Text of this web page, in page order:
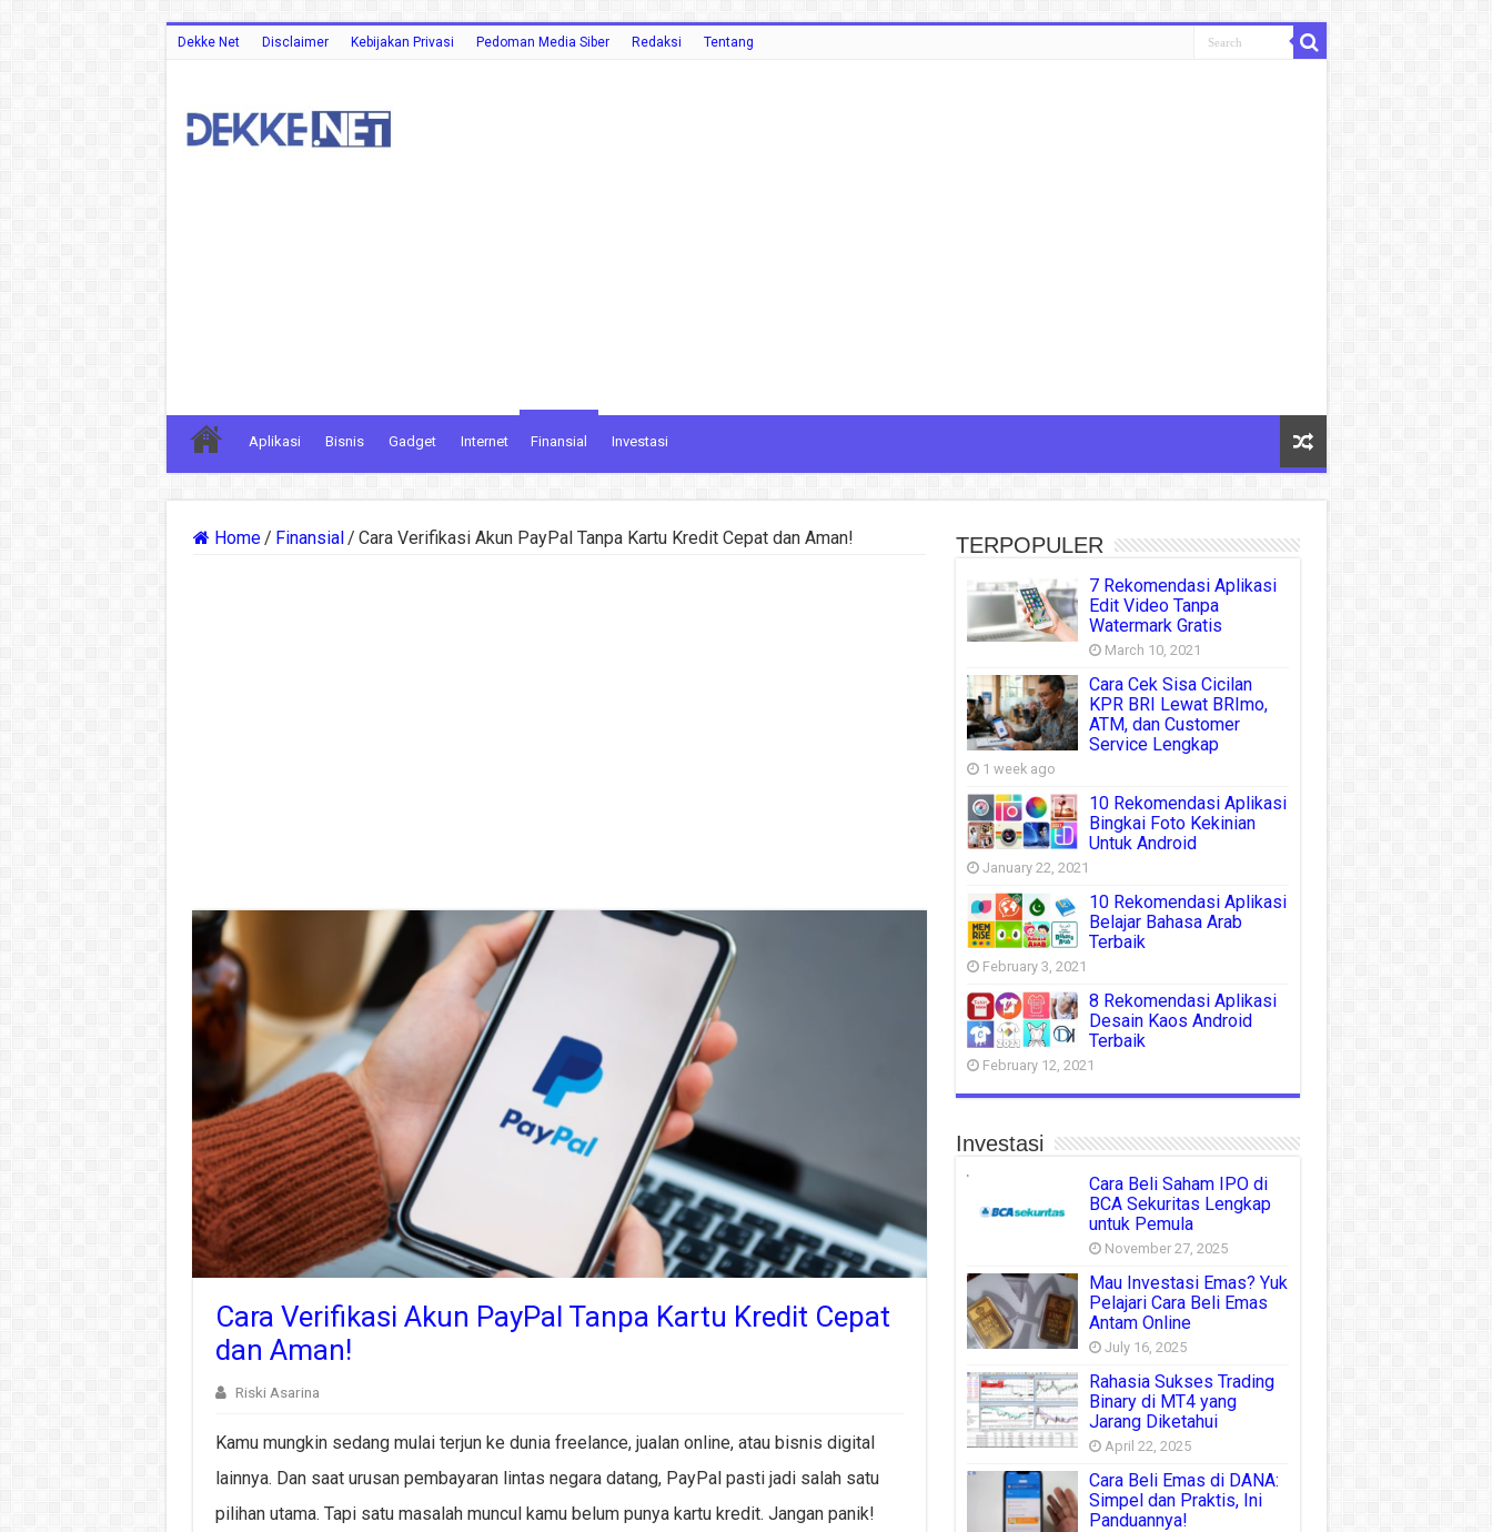
Dekke Net Disclaimer Kebijakan Privasi Pedoman Media Siber Redaksi Tentang
Aplikasi Bisnis Gadget Internet Finansial Investasi
Home/ Finansial/ Cara Verifikasi Akun PayPal Tanpa Kartu Kredit Cepat dan Aman!
Cara Verifikasi Akun PayPal Tanpa Kartu Kredit Cepat
dan Aman!
Riski Asarina
Kamu mungkin sedang mulai terjun ke dunia freelance, jualan online, atau bisnis digital
lainnya. Dan saat urusan pembayaran lintas negara datang, PayPal pasti jadi salah satu
pilihan utama. Tapi satu masalah muncul kamu belum punya kartu kredit. Jangan panik!
TERPOPULER
7 Rekomendasi Aplikasi
Edit Video Tanpa
Watermark Gratis
March 10, 2021
Cara Cek Sisa Cicilan
KPR BRI Lewat BRImo,
ATM, dan Customer
Service Lengkap
1 week ago
10 Rekomendasi Aplikasi
Bingkai Foto Kekinian
Untuk Android
January 22, 2021
10 Rekomendasi Aplikasi
Belajar Bahasa Arab
Terbaik
February 3, 2021
8 Rekomendasi Aplikasi
Desain Kaos Android
Terbaik
February 12, 2021
Investasi
Cara Beli Saham IPO di
BCA Sekuritas Lengkap
untuk Pemula
November 27, 2025
Mau Investasi Emas? Yuk
Pelajari Cara Beli Emas
Antam Online
July 16, 2025
Rahasia Sukses Trading
Binary di MT4 yang
Jarang Diketahui
April 22, 2025
Cara Beli Emas di DANA:
Simpel dan Praktis, Ini
Panduannya!